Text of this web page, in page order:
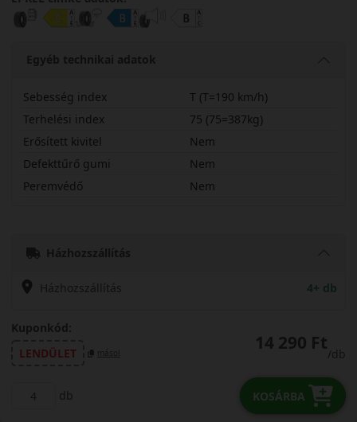
Egyéb technikai adatok
Sebesség index
T (T=190 km/h)
Terhelési index
75 (75=387kg)
Erősített kivitel
Nem
Defekttűrő gumi
Nem
Peremvédő
Nem
Házhozszállítás
Házhozszállítás 4+ db
Kuponkód:
LENDÜLET
másol 14 290 Ft
/db
db KOSÁRBA